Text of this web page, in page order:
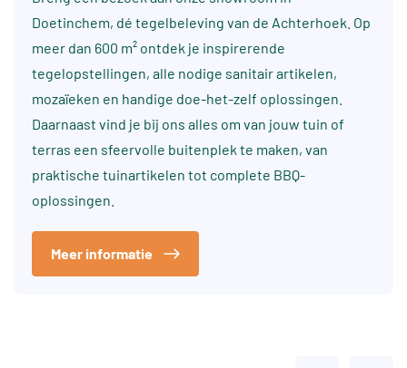
Doetinchem, dé tegelbeleving van de Achterhoek. Op
meer dan 600 m² ontdek je inspirerende
tegelopstellingen, alle nodige sanitair artikelen,
mozaïeken en handige doe-het-zelf oplossingen.
Daarnaast vind je bij ons alles om van jouw tuin of
terras een sfeervolle buitenplek te maken, van
praktische tuinartikelen tot complete BBQ-
oplossingen.
Meer informatie